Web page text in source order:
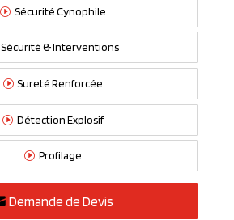
Sécurité Cynophile
Sécurité & Interventions
Sureté Renforcée
Détection Explosif
Profilage
Demande de Devis